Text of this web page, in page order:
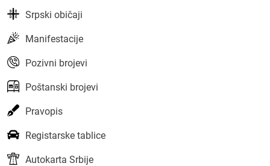
Srpski običaji
Manifestacije
Pozivni brojevi
Poštanski brojevi
Pravopis
Registarske tablice
Autokarta Srbije